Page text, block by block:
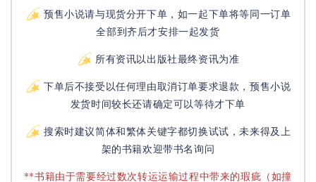
预售小说请与现货分开下单，如一起下单将等同一订单
全部到齐后才安排一起发货
所有资讯以出版社最终资讯为准
下单后不接受以任何理由取消订单要求退款，预售小说
发货时间较长还请确定可以等待才下单
搜索时建议简体和繁体关键字都切换试试，未来得及上
架的书籍欢迎带书名询问
**书籍由于需要经过数次转运运输过程中带来的瑕疵（如撞